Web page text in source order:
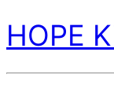
HOPE